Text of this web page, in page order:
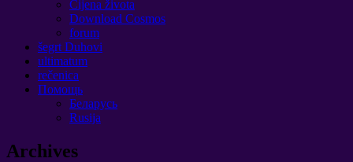
Cijena života
Download Cosmos
forum
šegrt Duhovi
ultimatum
rečenica
Помощь
Беларусь
Rusija
Archives